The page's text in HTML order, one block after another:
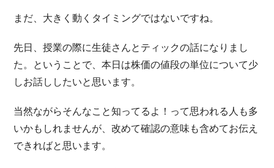
まだ、大きく動くタイミングではないですね。
先日、授業の際に生徒さんとティックの話になりまし
た。ということで、本日は株価の値段の単位について少
しお話ししたいと思います。
当然ながらそんなこと知ってるよ！って思われる人も多
いかもしれませんが、改めて確認の意味も含めてお伝え
できればと思います。